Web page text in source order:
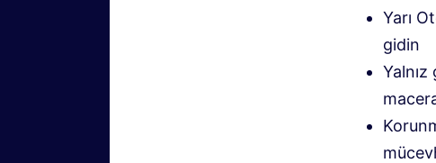
Yarı
gidin